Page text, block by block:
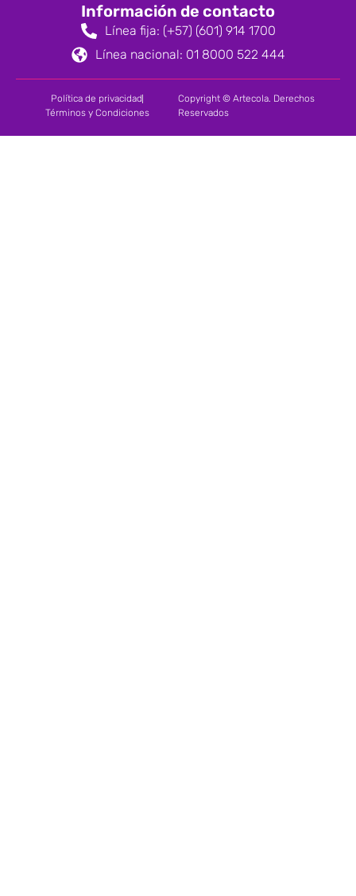
Información de contacto
Línea fija: (+57) (601) 914 1700
Línea nacional: 01 8000 522 444
Política de privacidad
Términos y Condiciones
Copyright © Artecola. Derechos
Reservados